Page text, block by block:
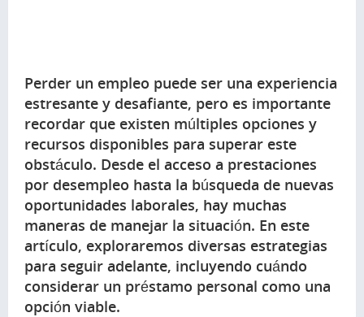
Perder un empleo puede ser una experiencia
estresante y desafiante, pero es importante
recordar que existen múltiples opciones y
recursos disponibles para superar este
obstáculo. Desde el acceso a prestaciones
por desempleo hasta la búsqueda de nuevas
oportunidades laborales, hay muchas
maneras de manejar la situación. En este
artículo, exploraremos diversas estrategias
para seguir adelante, incluyendo cuándo
considerar un préstamo personal como una
opción viable.